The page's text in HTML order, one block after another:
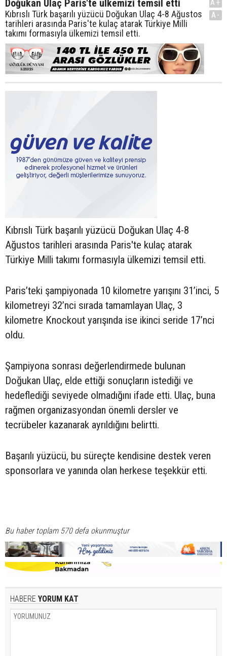
Doğukan Ulaç Paris'te ülkemizi temsil etti
Kıbrıslı Türk başarılı yüzücü Doğukan Ulaç 4-8 Ağustos
tarihleri arasında Paris'te kulaç atarak Türkiye Milli
takımı formasıyla ülkemizi temsil etti.
A+
A-
Kıbrıslı Türk başarılı yüzücü Doğukan Ulaç 4-8
Ağustos tarihleri arasında Paris'te kulaç atarak
Türkiye Milli takımı formasıyla ülkemizi temsil etti.
Paris’teki şampiyonada 10 kilometre yarışını 31’inci, 5
kilometreyi 32’nci sırada tamamlayan Ulaç, 3
kilometre Knockout yarışında ise ikinci seride 17’nci
oldu.
Şampiyona sonrası değerlendirmede bulunan
Doğukan Ulaç, elde ettiği sonuçların istediği ve
hedeflediği seviyede olmadığını ifade etti. Ulaç, buna
rağmen organizasyondan önemli dersler ve
tecrübeler kazanarak ayrıldığını belirtti.
Başarılı yüzücü, bu süreçte kendisine destek veren
sponsorlara ve yanında olan herkese teşekkür etti.
Bu haber toplam 570 defa okunmuştur
HABERE YORUM KAT